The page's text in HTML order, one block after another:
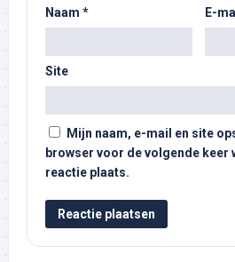
Naam * E-
Site
Mijn naam, e-mail en site
browser voor de volgende keer
reactie plaats.